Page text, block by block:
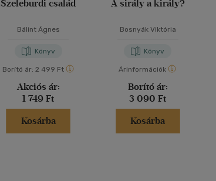
Szeleburdi család
Bálint Ágnes
Könyv
Borító ár: 2 499 Ft
Akciós ár:
1 749 Ft
Kosárba
A sirály a király?
Bosnyák Viktória
Könyv
Árinformációk
Borító ár:
3 090 Ft
Kosárba